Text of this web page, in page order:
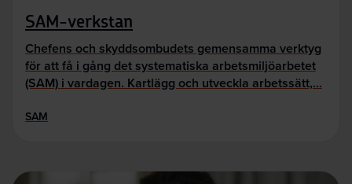
SAM-verkstan
Chefens och skyddsombudets gemensamma verktyg
för att få i gång det systematiska arbetsmiljöarbetet
(SAM) i vardagen. Kartlägg och utveckla arbetssätt,…
SAM